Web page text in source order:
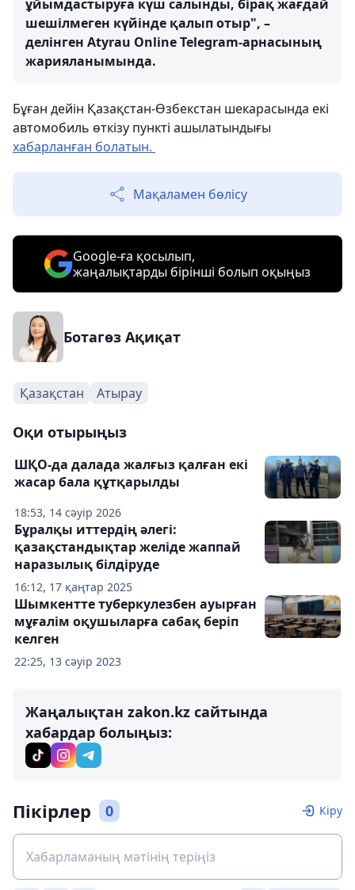
ұйымдастыруға күш салынды, бірақ жағдай
шешілмеген күйінде қалып отыр", –
делінген Atyrau Online Telegram-арнасының
жарияланымында.
Бұған дейін Қазақстан-Өзбекстан шекарасында екі
автомобиль өткізу пункті ашылатындығы
хабарланған болатын.
Мақаламен бөлісу
Google-ға қосылып,
жаңалықтарды бірінші болып оқыңыз
Ботагөз Ақиқат
Қазақстан Атырау
Оқи отырыңыз
18:53, 14 сәуір 2026
ШҚО-да далада жалғыз қалған екі
жасар бала құтқарылды
16:12, 17 қаңтар 2025
Бұралқы иттердің әлегі:
қазақстандықтар желіде жаппай
наразылық білдіруде
22:25, 13 сәуір 2023
Шымкентте туберкулезбен ауырған
мұғалім оқушыларға сабақ беріп
келген
Жаңалықтан zakon.kz сайтында
хабардар болыңыз:
Пікірлер 0 Кіру